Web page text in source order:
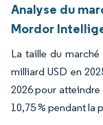
Analyse du
Mordor
La taille du
milliard USD en
2026 pour atteindre
10,75 % pendant la